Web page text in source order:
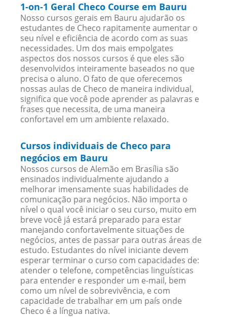
1-on-1 Geral Checo Course em Bauru
Nosso cursos gerais em Bauru ajudarão os
estudantes de Checo rapitamente aumentar o
seu nível e eficiência de acordo com as suas
necessidades. Um dos mais empolgates
aspectos dos nossos cursos é que eles são
desenvolvidos inteiramente baseados no que
precisa o aluno. O fato de que oferecemos
nossas aulas de Checo de maneira individual,
significa que você pode aprender as palavras e
frases que necessita, de uma maneira
confortavel em um ambiente relaxado.
Cursos individuais de Checo para
negócios em Bauru
Nossos cursos de Alemão em Brasília são
ensinados individualmente ajudando a
melhorar imensamente suas habilidades de
comunicação para negócios. Não importa o
nível o qual você iniciar o seu curso, muito em
breve você já estará preparado para estar
manejando confortavelmente situações de
negócios, antes de passar para outras áreas de
estudo. Estudantes do nível iniciante devem
esperar terminar o curso com capacidades de:
atender o telefone, competências linguísticas
para entender e responder um e-mail, bem
como um nível de sobrevivência, e com
capacidade de trabalhar em um país onde
Checo é a língua nativa.